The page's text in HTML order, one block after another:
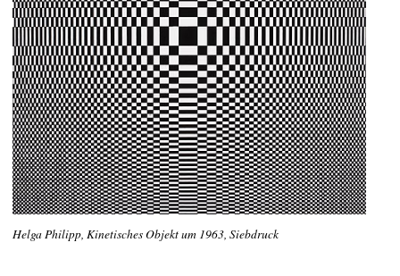
Helga Philipp, Kinetisches Objekt um 1963, Siebdruck